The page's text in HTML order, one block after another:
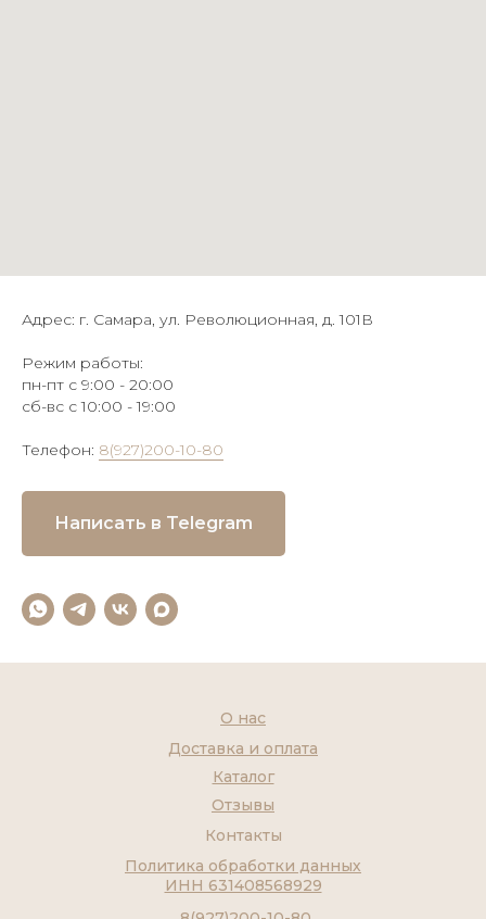
Адрес: г. Самара, ул. Революционная, д. 101В
Режим работы:
пн-пт с 9:00 - 20:00
сб-вс с 10:00 - 19:00
Телефон: 8(927)200-10-80
Написать в Telegram
Контакты
Каталог
О нас
Доставка и оплата
Отзывы
Политика обработки данных
ИНН 631408568929